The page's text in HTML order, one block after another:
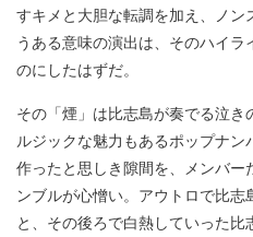
すキメと大胆な転調を加え、ノ
うある意味の演出は、そのハイ
のにしたはずだ。
その「煙」は比志島が奏でる泣
ルジックな魅力もあるポップナ
作ったと思しき隙間を、メンバ
ンブルが心憎い。アウトロで比
と、その後ろで白熱していった